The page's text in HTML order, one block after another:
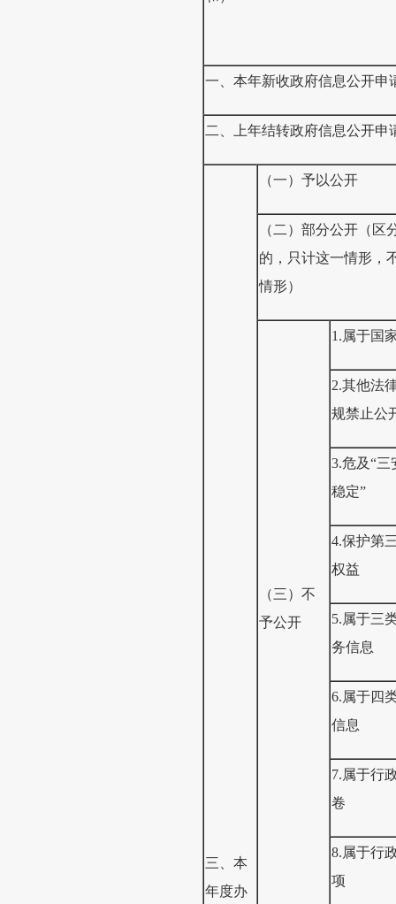
一、本年新收政府信息公开申
二、上年结转政府信息公开申
三、本
年度办
（一）予以公开
（二）部分公开（区
的，只计这一情形，
情形）
（三）不
予公开
1.属于国
2.其他法
规禁止公
3.危及“三
稳定”
4.保护第
权益
5.属于三
务信息
6.属于四
信息
7.属于行
卷
8.属于行
项